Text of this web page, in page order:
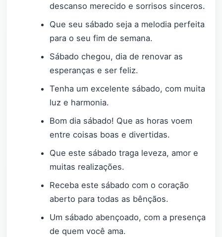
descanso merecido e sorrisos sinceros.
Que seu sábado seja a melodia perfeita
para o seu fim de semana.
Sábado chegou, dia de renovar as
esperanças e ser feliz.
Tenha um excelente sábado, com muita
luz e harmonia.
Bom dia sábado! Que as horas voem
entre coisas boas e divertidas.
Que este sábado traga leveza, amor e
muitas realizações.
Receba este sábado com o coração
aberto para todas as bênçãos.
Um sábado abençoado, com a presença
de quem você ama.